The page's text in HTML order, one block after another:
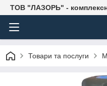
ТОВ "ЛАЗОРЬ" -
Товари та послуги